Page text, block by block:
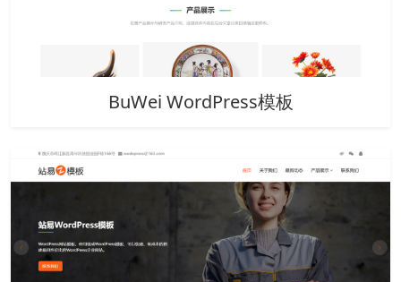
BuWei WordPress模板